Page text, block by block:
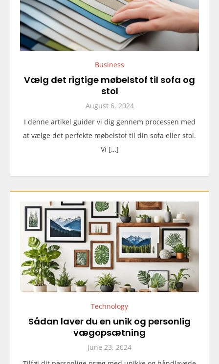
Business
Vælg det rigtige møbelstof til sofa og
stol
August 6, 2024
I denne artikel guider vi dig gennem processen med
at vælge det perfekte møbelstof til din sofa eller stol.
Vi […]
Technology
Sådan laver du en unik og personlig
vægopsætning
June 23, 2024